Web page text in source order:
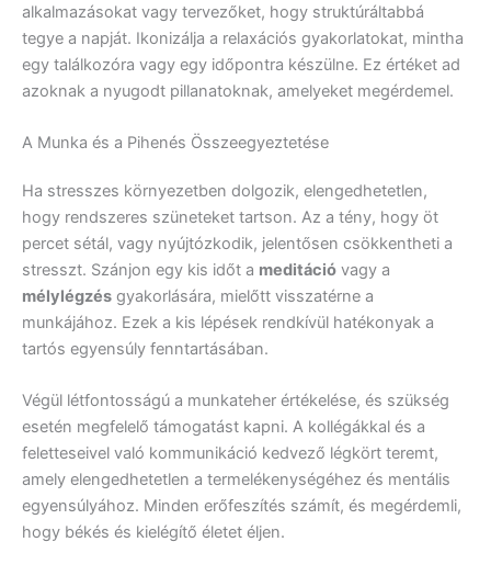
alkalmazásokat vagy tervezőket, hogy struktúráltabbá
tegye a napját. Ikonizálja a relaxációs gyakorlatokat, mintha
egy találkozóra vagy egy időpontra készülne. Ez értéket ad
azoknak a nyugodt pillanatoknak, amelyeket megérdemel.
A Munka és a Pihenés Összeegyeztetése
Ha stresszes környezetben dolgozik, elengedhetetlen,
hogy rendszeres szüneteket tartson. Az a tény, hogy öt
percet sétál, vagy nyújtózkodik, jelentősen csökkentheti a
stresszt. Szánjon egy kis időt a meditáció vagy a
mélylégzés gyakorlására, mielőtt visszatérne a
munkájához. Ezek a kis lépések rendkívül hatékonyak a
tartós egyensúly fenntartásában.
Végül létfontosságú a munkateher értékelése, és szükség
esetén megfelelő támogatást kapni. A kollégákkal és a
feletteseivel való kommunikáció kedvező légkört teremt,
amely elengedhetetlen a termelékenységéhez és mentális
egyensúlyához. Minden erőfeszítés számít, és megérdemli,
hogy békés és kielégítő életet éljen.